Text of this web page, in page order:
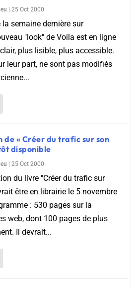
25 Oct 2000
semaine dernière sur
"look" de Voila est en ligne
plus lisible, plus accessible.
leur part, ne sont pas modifiés
de « Créer du trafic sur son
disponible
25 Oct 2000
du livre "Créer du trafic sur
être en librairie le 5 novembre
: 530 pages sur la
web, dont 100 pages de plus
Il devrait...